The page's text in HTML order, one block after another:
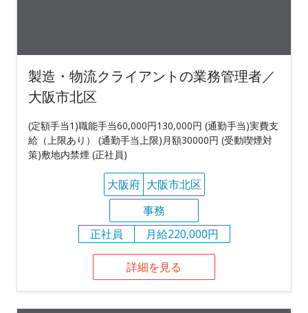
製造・物流クライアントの業務管理者／
大阪市北区
(定額手当1)職能手当60,000円130,000円 (通勤手当)実費支
給（上限あり） (通勤手当上限)月額30000円 (受動喫煙対
策)敷地内禁煙 (正社員)
大阪府 大阪市北区
事務
正社員
月給220,000円
詳細を見る